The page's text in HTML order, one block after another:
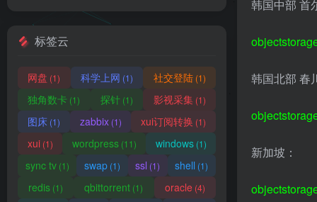
韩国中部 首
韩国北部 春
新加坡：
标签云
网盘 (1) 科学上网 (1) 社交登陆(1)
独角数卡 (1) 探针 (1) 影视采集(1)
图床(1) zabbix(1) xui订阅转换 (1)
xui(1) wordpress(11) windows(1)
sync tv(1) swap(1) ssl (1) shell (1)
redis (1) qbittorrent (1) oracle(4)